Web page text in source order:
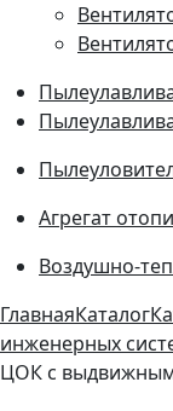
Агрегат
Воздушно-
ГлавнаяКаталог
инженерных
ЦОК с